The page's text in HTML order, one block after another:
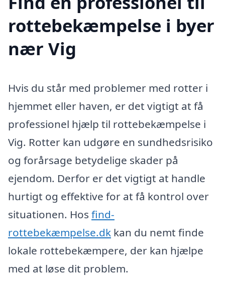
rottebekæmpelse i byer
nær Vig
Hvis du står med problemer med rotter i
hjemmet eller haven, er det vigtigt at få
professionel hjælp til rottebekæmpelse i
Vig. Rotter kan udgøre en sundhedsrisiko
og forårsage betydelige skader på
ejendom. Derfor er det vigtigt at handle
hurtigt og effektive for at få kontrol over
situationen. Hos find-
rottebekæmpelse.dk kan du nemt finde
lokale rottebekæmpere, der kan hjælpe
med at løse dit problem.